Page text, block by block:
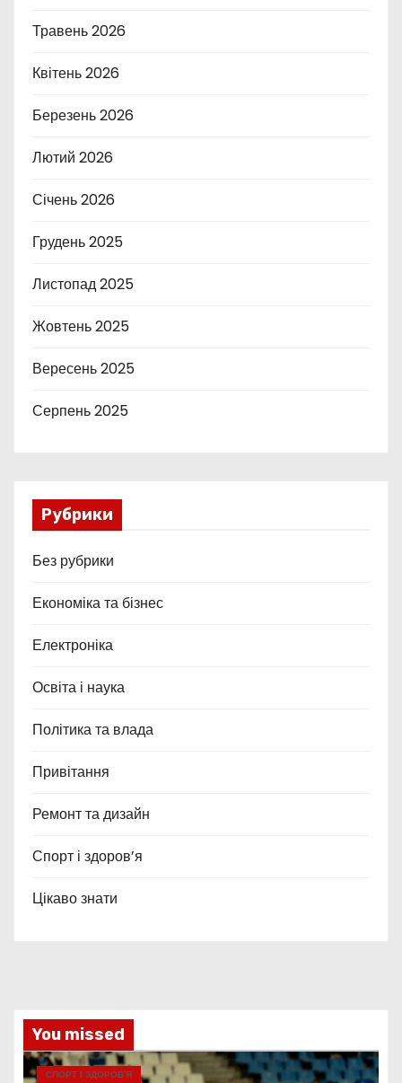
Травень 2026
Квітень 2026
Березень 2026
Лютий 2026
Січень 2026
Грудень 2025
Листопад 2025
Жовтень 2025
Вересень 2025
Серпень 2025
Рубрики
Без рубрики
Економіка та бізнес
Електроніка
Освіта і наука
Політика та влада
Привітання
Ремонт та дизайн
Спорт і здоров’я
Цікаво знати
You missed
СПОРТ І ЗДОРОВ’Я